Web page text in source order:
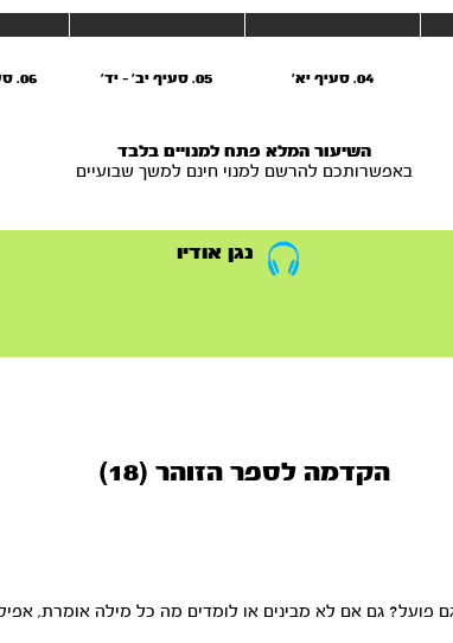
04. סעיף יא' 05. סעיף יב' - יד' 06. סעיף ט'ו - יז'
השיעור המלא פתח למנויים בלבד
באפשרותכם להרשם למנוי חינם למשך שבועיים
נגן אודיו
הקדמה לספר הזוהר (18)
פועל? גם אם לא מבינים או לומדים מה כל מילה אומרת,